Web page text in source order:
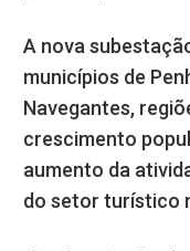
A nova
municípios de
Navegantes,
crescimento
aumento da
do setor turístico